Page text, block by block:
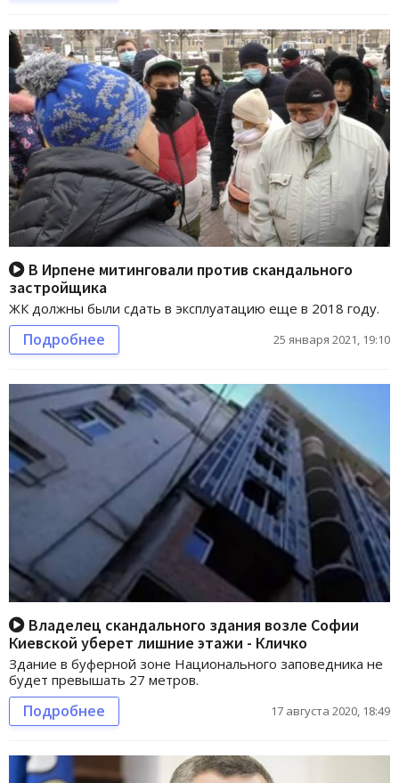
В Ирпене митинговали против скандального
застройщика
ЖК должны были сдать в эксплуатацию еще в 2018 году.
Подробнее 25 января 2021, 19:10
Владелец скандального здания возле Софии
Киевской уберет лишние этажи - Кличко
Здание в буферной зоне Национального заповедника не
будет превышать 27 метров.
Подробнее 17 августа 2020, 18:49